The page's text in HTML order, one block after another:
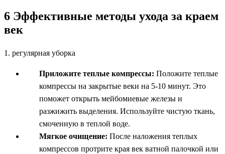
6 Эффективные методы ухода за краем
век
1. регулярная уборка
Приложите теплые компрессы: Положите теплые
компрессы на закрытые веки на 5-10 минут. Это
поможет открыть мейбомиевые железы и
разжижить выделения. Используйте чистую ткань,
смоченную в теплой воде.
Мягкое очищение: После наложения теплых
компрессов протрите края век ватной палочкой или